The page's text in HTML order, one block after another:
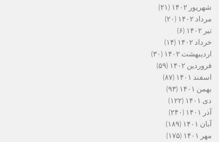
شهریور ۱۴۰۲
(۲۱)
مرداد ۱۴۰۲
(۲۰)
تیر ۱۴۰۲
(۶)
خرداد ۱۴۰۲
(۱۴)
اردیبهشت ۱۴۰۲
(۳۰)
فروردین ۱۴۰۲
(۵۹)
اسفند ۱۴۰۱
(۸۷)
بهمن ۱۴۰۱
(۹۳)
دی ۱۴۰۱
(۱۲۲)
آذر ۱۴۰۱
(۲۴۰)
آبان ۱۴۰۱
(۱۸۹)
مهر ۱۴۰۱
(۱۷۵)